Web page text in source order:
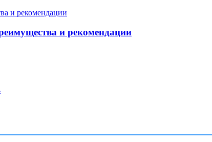
и рекомендации